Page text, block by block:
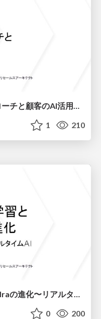
DataStaxの生成AIへのアプローチと顧客のAI活用事例
1 210
機械学習/深層学習とCassandraの進化〜リアルタイムデータからリアルタイムAIへ
0 200